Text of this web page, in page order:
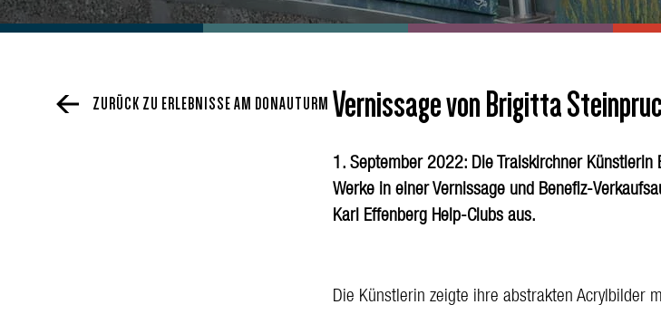
ZURÜCK ZU ERLEBNISSE AM DONAUTURM Vernissage von Brigitta
1. September 2022: Die Traiskirchner
Werke in einer Vernissage und Benefiz-
Karl Effenberg Help-Clubs aus.
Die Künstlerin zeigte ihre abstrakten Acrylbilder